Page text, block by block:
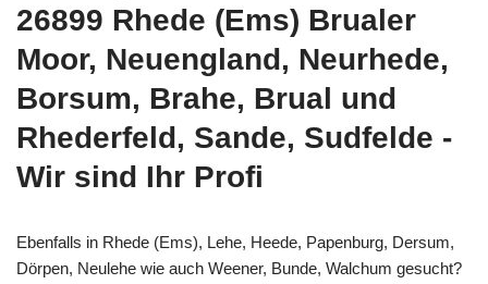
26899 Rhede (Ems) Brualer
Moor, Neuengland, Neurhede,
Borsum, Brahe, Brual und
Rhederfeld, Sande, Sudfelde -
Wir sind Ihr Profi
Ebenfalls in Rhede (Ems), Lehe, Heede, Papenburg, Dersum,
Dörpen, Neulehe wie auch Weener, Bunde, Walchum gesucht?